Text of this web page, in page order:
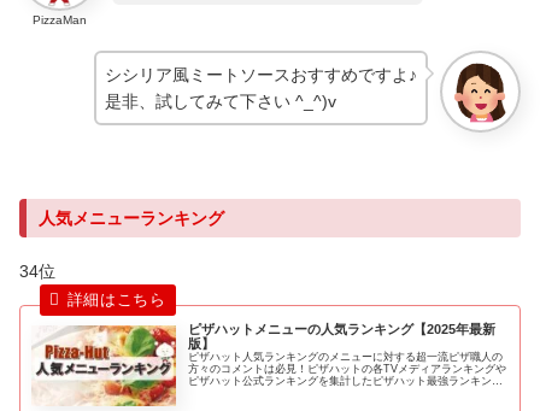
PizzaMan
シシリア風ミートソースおすすめですよ♪
是非、試してみて下さい ^_^)v
人気メニューランキング
34位
ピザハットメニューの人気ランキング【2025年最新
版】
ピザハット人気ランキングのメニューに対する超一流ピザ職人の
方々のコメントは必見！ピザハットの各TVメディアランキングや
ピザハット公式ランキングを集計したピザハット最強ランキング